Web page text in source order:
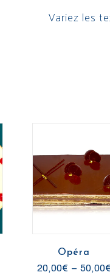
Variez les
Opéra
20,00€ – 50,00€